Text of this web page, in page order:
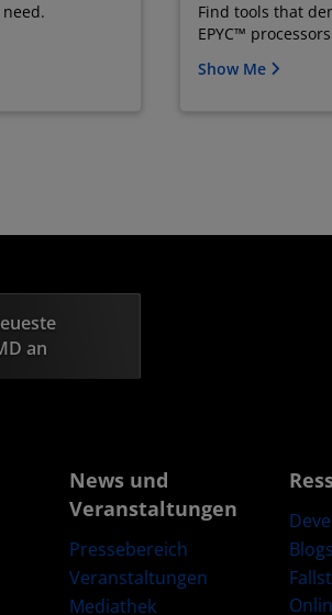
Find tools that
EPYC™
Show Me
an
News und
Veranstaltungen
Pressebereich
Veranstaltungen
Mediathek
Blogs